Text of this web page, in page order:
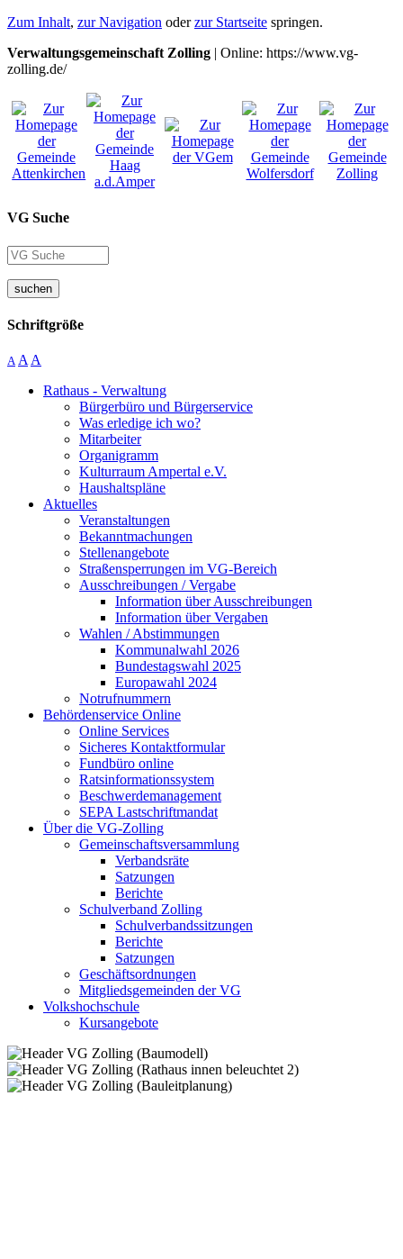
Zum Inhalt, zur Navigation oderzur Startseite springen.
Verwaltungsgemeinschaft Zolling | Online: https://www.vg-
zolling.de/
VG Suche
suchen
Schriftgröße
A A A
Rathaus - Verwaltung
Bürgerbüro und Bürgerservice
Was erledige ich wo?
Mitarbeiter
Organigramm
Kulturraum Ampertal e.V.
Haushaltspläne
Aktuelles
Veranstaltungen
Bekanntmachungen
Stellenangebote
Straßensperrungen im VG-Bereich
Ausschreibungen / Vergabe
Information über Ausschreibungen
Information über Vergaben
Wahlen / Abstimmungen
Kommunalwahl 2026
Bundestagswahl 2025
Europawahl 2024
Notrufnummern
Behördenservice Online
Online Services
Sicheres Kontaktformular
Fundbüro online
Ratsinformationssystem
Beschwerdemanagement
SEPA Lastschriftmandat
Über die VG-Zolling
Gemeinschaftsversammlung
Verbandsräte
Satzungen
Berichte
Schulverband Zolling
Schulverbandssitzungen
Berichte
Satzungen
Geschäftsordnungen
Mitgliedsgemeinden der VG
Volkshochschule
Kursangebote